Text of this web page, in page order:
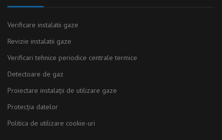
Verificare instalatii gaze
Revizie instalatii gaze
Verificari tehnice periodice centrale termice
Detectoare de gaz
Proiectare instalații de utilizare gaze
Protecția datelor
Politica de utilizare cookie-uri